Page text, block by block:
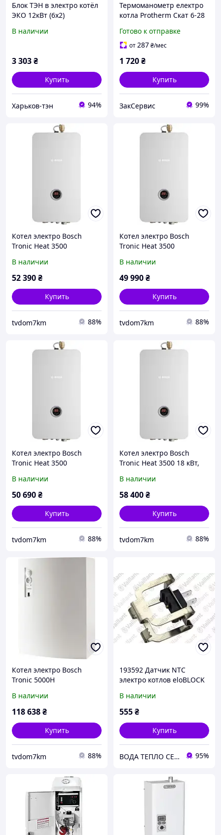
Блок ТЭН в электро котёл
ЭКО 12кВт (6х2)
В наличии
3 303₴
Купить
Харьков-тэн 94%
Термоманометр електро
котла Protherm Скат 6-28
Готово к отправке
от287₴/мес
1 720₴
Купить
ЗакСервис 99%
Котел электро Bosch
Tronic Heat 3500
220В/380В с насосом
В наличии
52 390₴
Купить
tvdom7km 88%
Котел электро Bosch
Tronic Heat 3500
220B/380B с насосом
В наличии
49 990₴
Купить
tvdom7km 88%
Котел электро Bosch
Tronic Heat 3500
220В/380В с насосом
В наличии
50 690₴
Купить
tvdom7km 88%
Котел электро Bosch
Tronic Heat 3500 18 кВт,
насосом
В наличии
58 400₴
Купить
tvdom7km 88%
Котел электро Bosch
Tronic 5000H
380В с насосом
В наличии
118 638₴
Купить
tvdom7km 88%
193592 Датчик NTC
электро котлов eloBLOCK
В наличии
555₴
Купить
ВОДА ТЕПЛО СЕРВІС 95%